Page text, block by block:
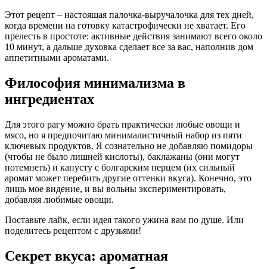
Этот рецепт – настоящая палочка-выручалочка для тех дней,
когда времени на готовку катастрофически не хватает. Его
прелесть в простоте: активные действия занимают всего около
10 минут, а дальше духовка сделает все за вас, наполнив дом
аппетитными ароматами.
Философия минимализма в
ингредиентах
Для этого рагу можно брать практически любые овощи и
мясо, но я предпочитаю минималистичный набор из пяти
ключевых продуктов. Я сознательно не добавляю помидоры
(чтобы не было лишней кислоты), баклажаны (они могут
потемнеть) и капусту с болгарским перцем (их сильный
аромат может перебить другие оттенки вкуса). Конечно, это
лишь мое видение, и вы вольны экспериментировать,
добавляя любимые овощи.
Поставьте лайк, если идея такого ужина вам по душе. Или
поделитесь рецептом с друзьями!
Секрет вкуса: ароматная